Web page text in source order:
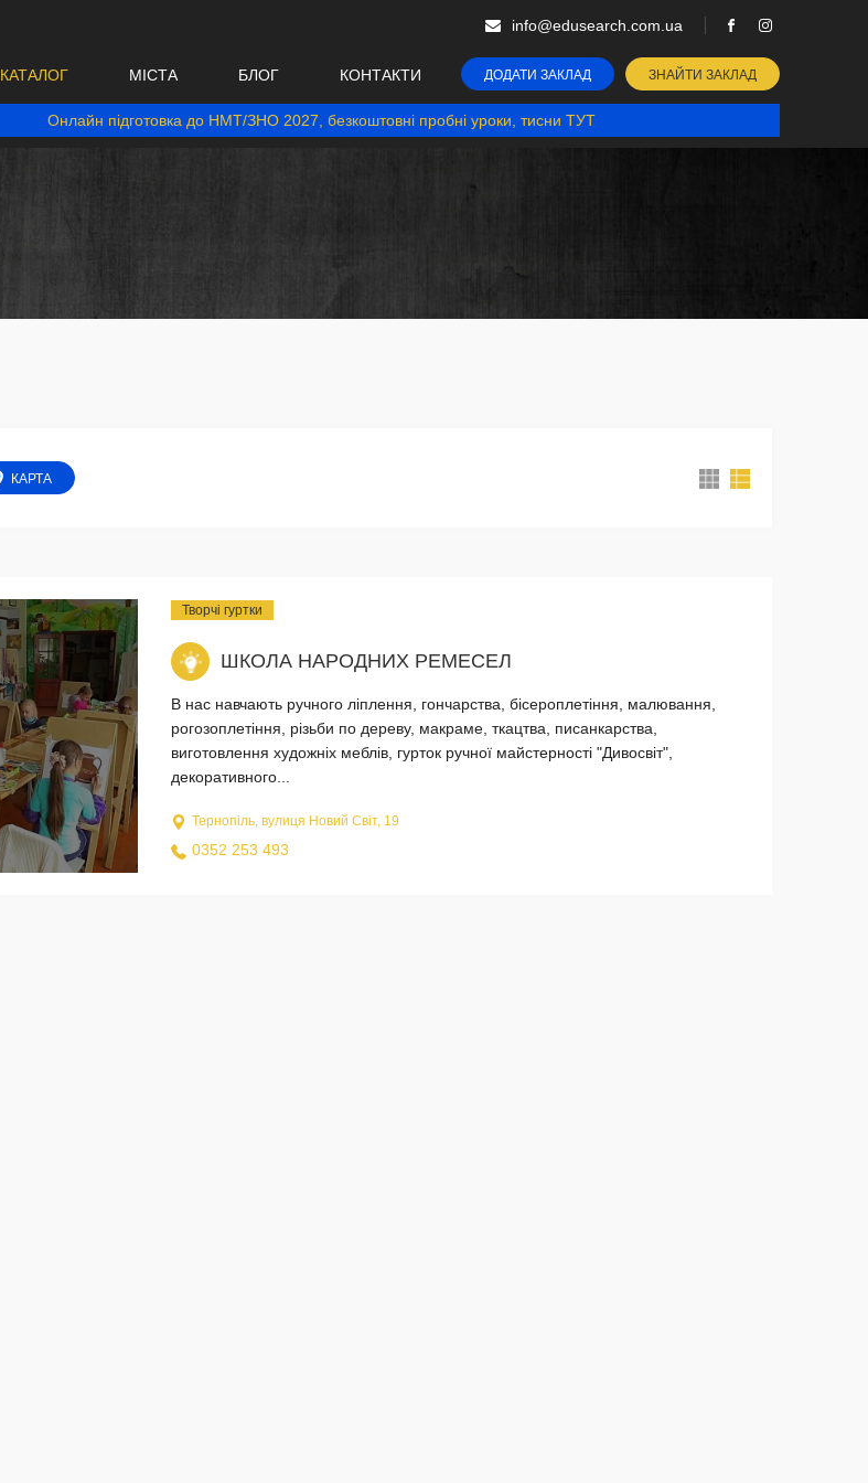
info@edusearch.com.ua
КАТАЛОГ МІСТА БЛОГ КОНТАКТИ ДОДАТИ ЗАКЛАД ЗНАЙТИ ЗАКЛАД
Онлайн підготовка до НМТ/ЗНО 2027, безкоштовні пробні уроки, тисни ТУТ
КАРТА
Творчі гуртки
ШКОЛА НАРОДНИХ РЕМЕСЕЛ
В нас навчають ручного лiплення, гончарства, бiсероплетiння, малювання,
рогозоплетiння, рiзьби по дереву, макраме, ткацтва, писанкарства,
виготовлення художніх меблів, гурток ручної майстерності "Дивосвіт",
декоративного...
Тернопіль, вулиця Новий Світ, 19
0352 253 493